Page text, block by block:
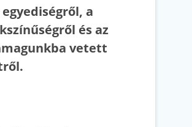
egyediségről, a
és az
vetett